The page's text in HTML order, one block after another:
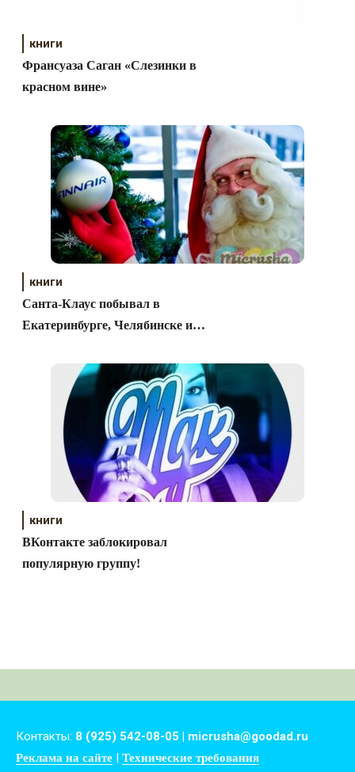
книги
Франсуаза Саган «Слезинки в
красном вине»
книги
Санта-Клаус побывал в
Екатеринбурге, Челябинске и
книги
ВКонтакте заблокировал
популярную группу!
Контакты: 8 (925) 542-08-05 | micrusha@goodad.ru
Реклама на сайте | Технические требования